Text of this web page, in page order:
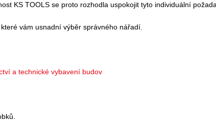
KS TOOLS se proto rozhodla uspokojit tyto individuální
vám usnadní výběr správného nářadí.
a technické vybavení budov